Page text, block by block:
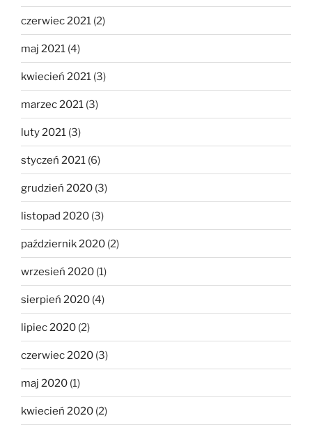
czerwiec 2021 (2)
maj 2021 (4)
kwiecień 2021 (3)
marzec 2021 (3)
luty 2021 (3)
styczeń 2021 (6)
grudzień 2020 (3)
listopad 2020 (3)
październik 2020 (2)
wrzesień 2020 (1)
sierpień 2020 (4)
lipiec 2020 (2)
czerwiec 2020 (3)
maj 2020 (1)
kwiecień 2020 (2)